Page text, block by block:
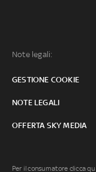
Note legali:
GESTIONE COOKIE
NOTE LEGALI
OFFERTA SKY MEDIA
Per il consumatore clicca